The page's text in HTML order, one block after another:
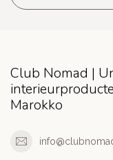
Club Nomad |
Marokko